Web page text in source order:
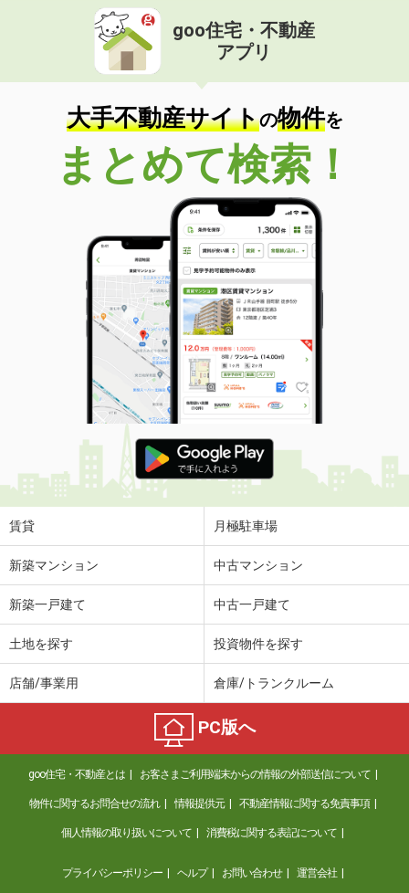
goo住宅・不動産
アプリ
大手不動産サイトの物件を
まとめて検索！
賃貸 月極駐車場
新築マンション 中古マンション
新築一戸建て 中古一戸建て
土地を探す 投資物件を探す
店舗/事業用 倉庫/トランクルーム
PC版へ
goo住宅・不動産とは お客さまご利用端末からの情報の外部送信について
物件に関するお問合せの流れ 情報提供元 不動産情報に関する免責事項
個人情報の取り扱いについて 消費税に関する表記について
プライバシーポリシー ヘルプ お問い合わせ 運営会社